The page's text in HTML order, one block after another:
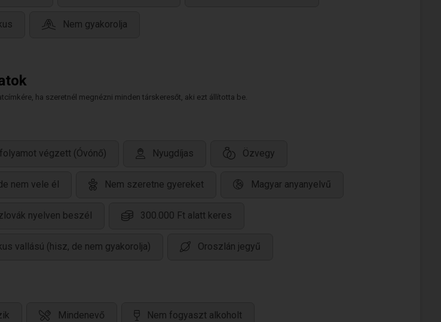
Nem gyakorolja
ha szeretnél megnézni minden társkeresőt, aki ezt állította be.
végzett (Óvónő) Nyugdíjas Özvegy
nem vele él Nem szeretne gyereket Magyar anyanyelvű
nyelven beszél 300.000 Ft alatt keres
vallású (hisz, de nem gyakorolja) Oroszlán jegyű
Mindenevő Nem fogyaszt alkoholt